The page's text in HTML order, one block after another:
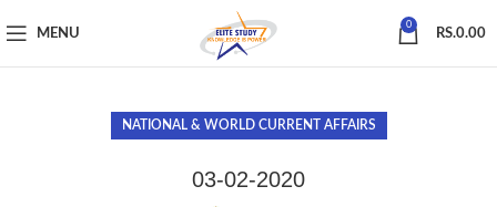
MENU
0
RS.0.00
NATIONAL & WORLD CURRENT AFFAIRS
03-02-2020